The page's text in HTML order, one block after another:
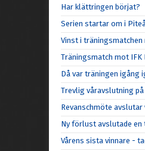
Har klättringen börjat?
Serien startar om i
Vinst i träningsmatchen
Träningsmatch mot IFK
Då var träningen igång
Trevlig våravslutning på
Revanschmöte avslutar
Ny förlust avslutade en
Vårens sista vinnare -